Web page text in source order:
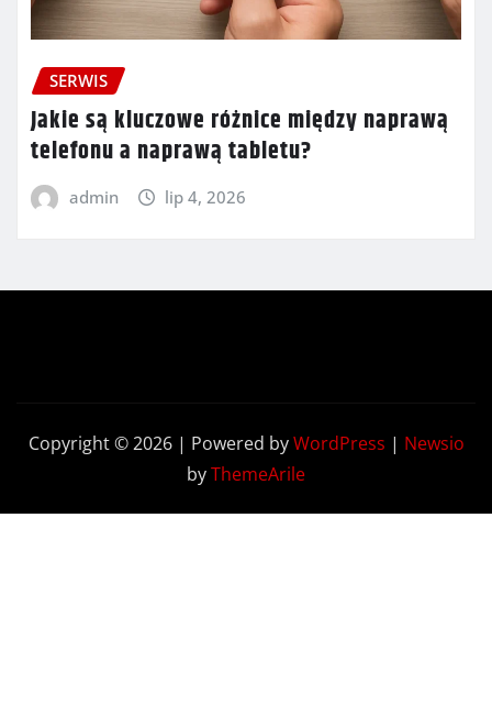
SERWIS
Jakie są kluczowe różnice między naprawą
telefonu a naprawą tabletu?
admin lip 4, 2026
Copyright © 2026 | Powered byWordPress | Newsio
byThemeArile